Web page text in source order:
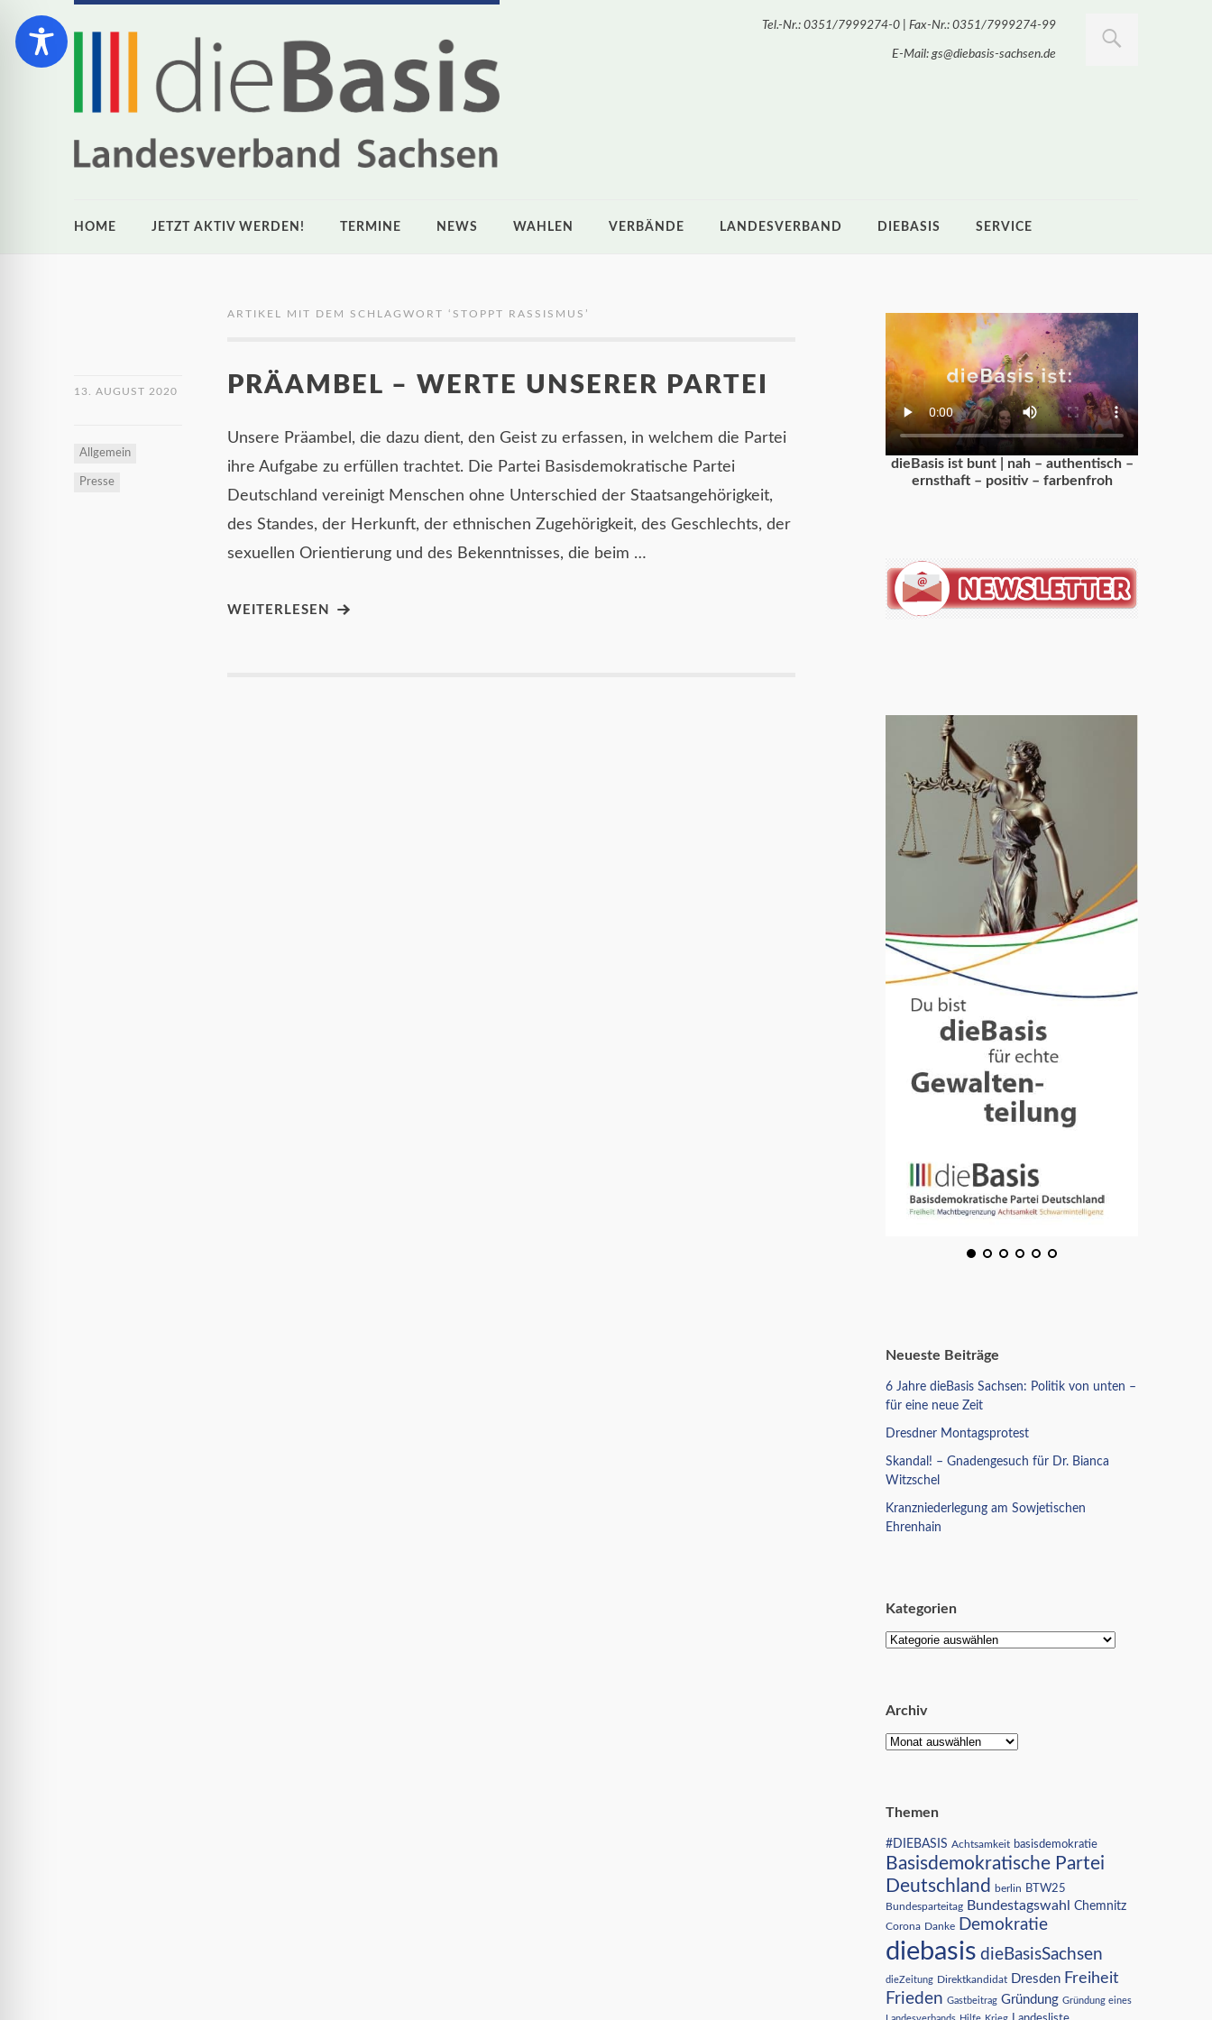
Tel.-Nr.: 0351/7999274-0 | Fax-Nr.: 0351/7999274-99
E-Mail: gs@diebasis-sachsen.de
HOME JETZT AKTIV WERDEN! TERMINE NEWS WAHLEN VERBÄNDE LANDESVERBAND DIEBASIS SERVICE
ARTIKEL MIT DEM SCHLAGWORT ‘ STOPPT RASSISMUS ’
13. AUGUST 2020
Allgemein
Presse
PRÄAMBEL – WERTE UNSERER PARTEI
Unsere Präambel, die dazu dient, den Geist zu erfassen, in welchem die Partei
ihre Aufgabe zu erfüllen trachtet. Die Partei Basisdemokratische Partei
Deutschland vereinigt Menschen ohne Unterschied der Staatsangehörigkeit,
des Standes, der Herkunft, der ethnischen Zugehörigkeit, des Geschlechts, der
sexuellen Orientierung und des Bekenntnisses, die beim …
WEITERLESEN
dieBasis ist bunt | nah – authentisch –
ernsthaft – positiv – farbenfroh
Neueste Beiträge
6 Jahre dieBasis Sachsen: Politik von unten –
für eine neue Zeit
Dresdner Montagsprotest
Skandal! – Gnadengesuch für Dr. Bianca
Witzschel
Kranzniederlegung am Sowjetischen
Ehrenhain
Kategorien
Archiv
Themen
#DIEBASIS Achtsamkeit basisdemokratie
Basisdemokratische Partei
Deutschland
berlin BTW25
Bundesparteitag Bundestagswahl Chemnitz
Corona Danke Demokratie
diebasis dieBasisSachsen
dieZeitung Direktkandidat Dresden Freiheit
Frieden Gastbeitrag Gründung Gründung eines